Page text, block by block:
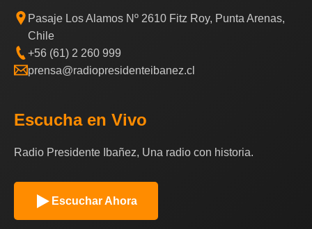
Pasaje Los Alamos Nº 2610 Fitz Roy, Punta Arenas,
Chile
+56 (61) 2 260 999
prensa@radiopresidenteibanez.cl
Escucha en Vivo
Radio Presidente Ibañez, Una radio con historia.
Escuchar Ahora